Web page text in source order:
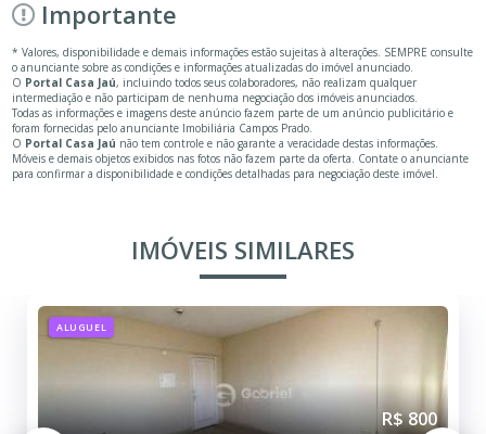
Importante
* Valores, disponibilidade e demais informações estão sujeitas à alterações. SEMPRE consulte
o anunciante sobre as condições e informações atualizadas do imóvel anunciado.
OPortal Casa Jaú, incluindo todos seus colaboradores, não realizam qualquer
intermediação e não participam de nenhuma negociação dos imóveis anunciados.
Todas as informações e imagens deste anúncio fazem parte de um anúncio publicitário e
foram fornecidas pelo anunciante Imobiliária Campos Prado.
IMÓVEIS SIMILARES